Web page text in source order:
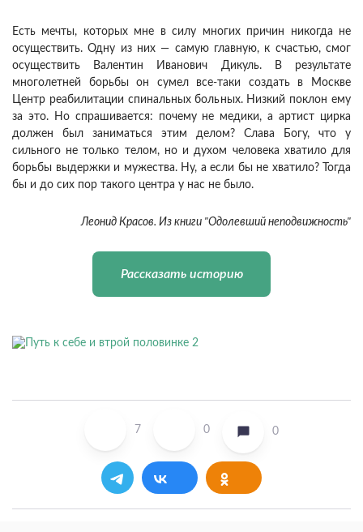
Есть мечты, которых мне в силу многих причин никогда не
осуществить. Одну из них — самую главную, к счастью, смог
осуществить Валентин Иванович Дикуль. В результате
многолетней борьбы он сумел все-таки создать в Москве
Центр реабилитации спинальных больных. Низкий поклон ему
за это. Но спрашивается: почему не медики, а артист цирка
должен был заниматься этим делом? Слава Богу, что у
сильного не только телом, но и духом человека хватило для
борьбы выдержки и мужества. Ну, а если бы не хватило? Тогда
бы и до сих пор такого центра у нас не было.
Леонид Красов. Из книги "Одолевший неподвижность"
Рассказать историю
7 0 0